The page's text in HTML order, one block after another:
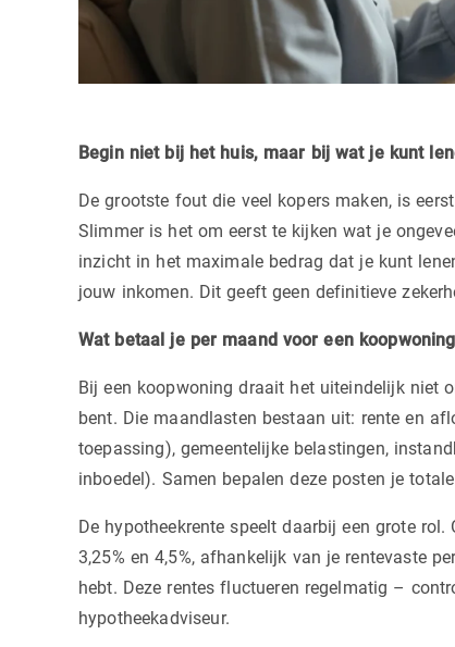
Begin niet bij het huis, maar bij wat je kunt
De grootste fout die veel kopers maken, is
Slimmer is het om eerst te kijken wat je
inzicht in het maximale bedrag dat je kunt
jouw inkomen. Dit geeft geen definitieve
Wat betaal je per maand voor een
Bij een koopwoning draait het uiteindelijk niet
bent. Die maandlasten bestaan uit: rente en
toepassing), gemeentelijke belastingen,
inboedel). Samen bepalen deze posten je
De hypotheekrente speelt daarbij een grote
3,25% en 4,5%, afhankelijk van je rentevaste
hebt. Deze rentes fluctueren regelmatig –
hypotheekadviseur.